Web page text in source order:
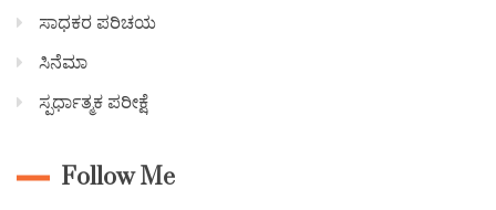
ಸಾಧಕರ ಪರಿಚಯ
ಸಿನೆಮಾ
ಸ್ಪರ್ಧಾತ್ಮಕ ಪರೀಕ್ಷೆ
Follow Me